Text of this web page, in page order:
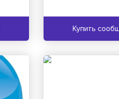
Купить